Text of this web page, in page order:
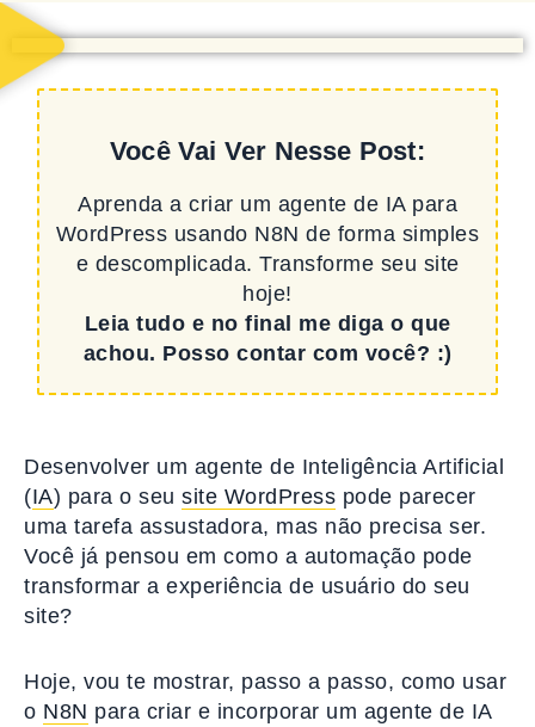
Você Vai Ver Nesse Post:
Aprenda a criar um agente de IA para
WordPress usando N8N de forma simples
e descomplicada. Transforme seu site
hoje!
Leia tudo e no final me diga o que
achou. Posso contar com você? :)
Desenvolver um agente de Inteligência Artificial
(IA) para o seu site WordPress pode parecer
uma tarefa assustadora, mas não precisa ser.
Você já pensou em como a automação pode
transformar a experiência de usuário do seu
site?
Hoje, vou te mostrar, passo a passo, como usar
o N8N para criar e incorporar um agente de IA